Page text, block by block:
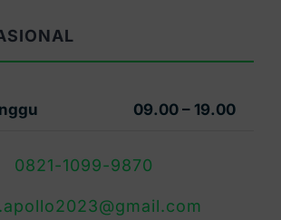
09.00 – 19.00
0821-1099-9870